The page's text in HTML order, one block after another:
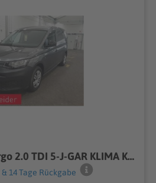
VW Caddy Maxi Cargo 2.0 TDI 5-J-GAR KLIMA KAMERA MFL
& 14 Tage Rückgabe